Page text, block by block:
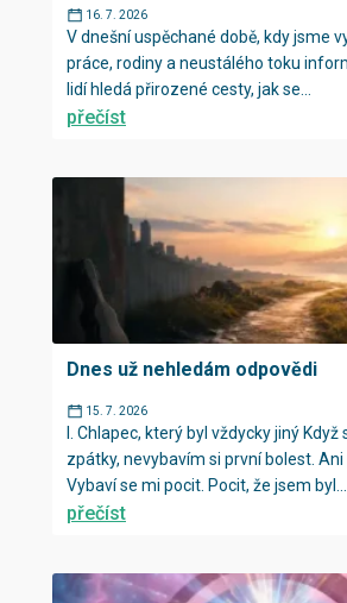
16. 7. 2026
V dnešní uspěchané době, kdy jsme
práce, rodiny a neustálého toku
lidí hledá přirozené cesty, jak se...
přečíst
Dnes už nehledám odpovědi
15. 7. 2026
I. Chlapec, který byl vždycky jiný
zpátky, nevybavím si první bolest. Ani
Vybaví se mi pocit. Pocit, že jsem byl...
přečíst